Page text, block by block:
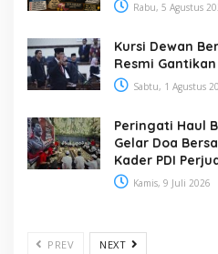
Rabu, 5 Agustus
Kursi Dewan
Resmi
Sabtu, 1 Agustus
Peringati Haul
Gelar Doa
Kader PDI
Kamis, 9 Juli 2026
PREV NEXT